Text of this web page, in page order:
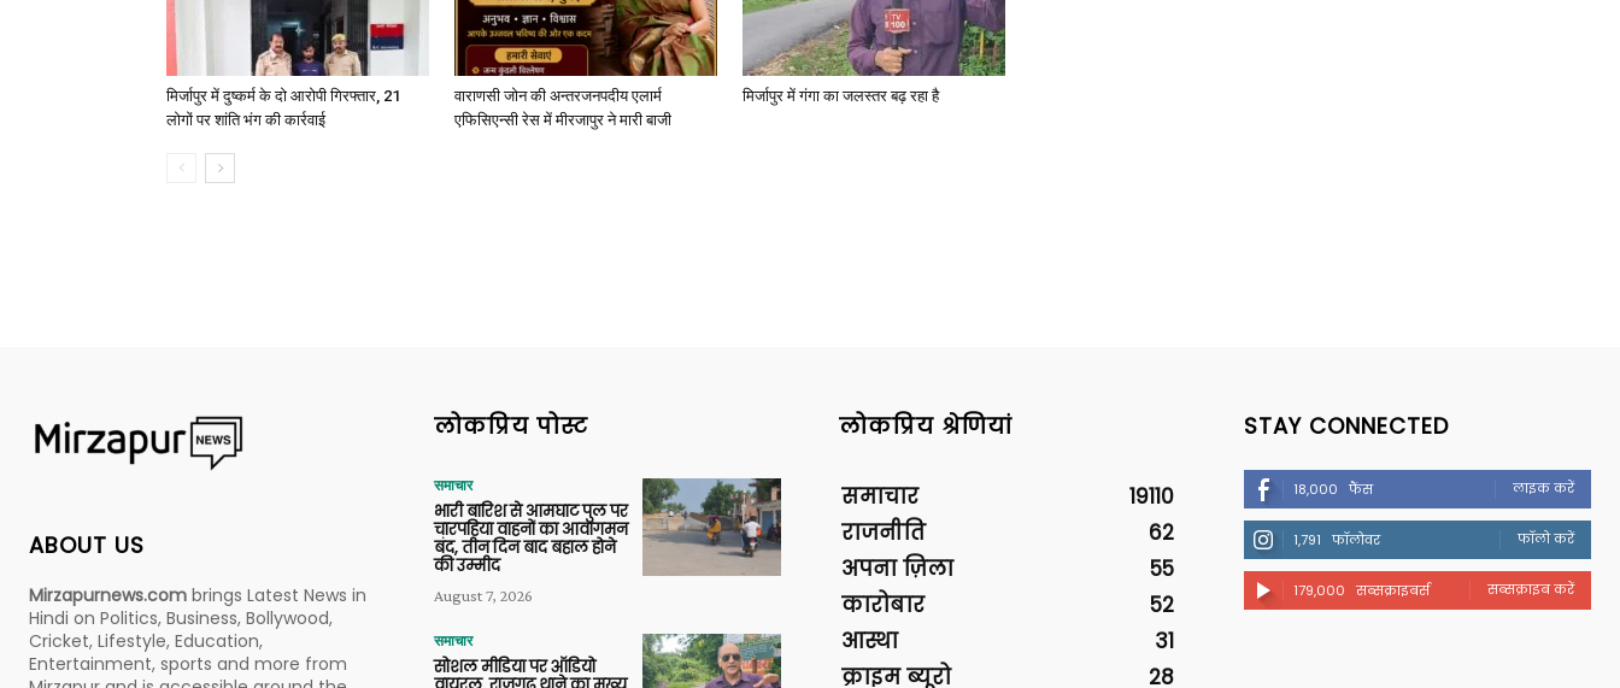
मिर्जापुर में दुष्कर्म के दो आरोपी गिरफ्तार, 21
लोगों पर शांति भंग की कार्रवाई
वाराणसी जोन की अन्तरजनपदीय एलार्म
एफिसिएन्सी रेस में मीरजापुर ने मारी बाजी
मिर्जापुर में गंगा का जलस्तर बढ़ रहा है
ABOUT US
Mirzapurnews.com brings Latest News in
Hindi on Politics, Business, Bollywood,
Cricket, Lifestyle, Education,
Entertainment, sports and more from
लोकप्रिय पोस्ट
समाचार
भारी बारिश से आमघाट पुल पर
चारपहिया वाहनों का आवागमन
बंद, तीन दिन बाद बहाल होने
की उम्मीद
August 7, 2026
समाचार
सोशल मीडिया पर ऑडियो
लोकप्रिय श्रेणियां
समाचार
19110
राजनीति
62
अपना ज़िला
55
कारोबार
52
आस्था
31
क्राइम ब्यूरो
28
STAY CONNECTED
18,000 फैंस लाइक करें
1,791 फॉलोवर फॉलो करें
179,000 सब्सक्राइबर्स सब्सक्राइब करें